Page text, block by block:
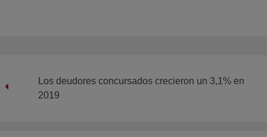
Los deudores concursados crecieron un 3,1% en
2019